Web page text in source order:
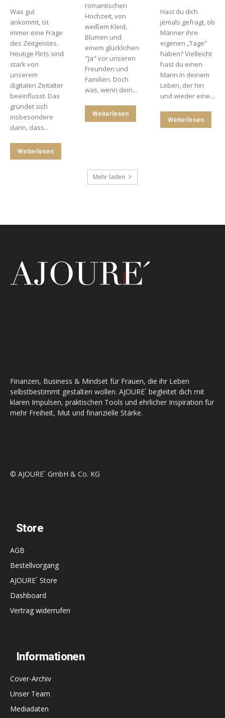
Was gut
ankommt, ist
immer eine Frage
des Zeitgeistes.
Heutige Flirts sind
stark von
unserem
digitalen Zeitalter
beeinflusst. Das
gründet sich
insbesondere
darin, dass...
Weiterlesen
romantischen
Hochzeit, von
weißem Kleid,
Blumen und
einem glücklichen
"Ja" vor unseren
Freunden und
Familien. Doch
was, wenn dein...
Weiterlesen
Hast du dich
jemals gefragt, ob
Männer ihre
eigenen „Tage“
haben? Vielleicht
hast du einen
Mann in deinem
Leben, der hin
und wieder eine...
Weiterlesen
Mehr laden
Finanzen, Business & Mindset für Frauen, die ihr Leben
selbstbestimmt gestalten wollen. AJOURE´ begleitet dich mit
klaren Impulsen, praktischen Tools und ehrlicher Inspiration für
mehr Freiheit, Mut und finanzielle Stärke.
© AJOURE´ GmbH & Co. KG
Store
AGB
Bestellvorgang
AJOURE´ Store
Dashboard
Vertrag widerrufen
Informationen
Cover-Archiv
Unser Team
Mediadaten